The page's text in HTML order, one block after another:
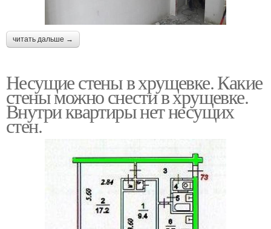
читать дальше →
Несущие стены в хрущевке. Какие
стены можно снести в хрущевке.
Внутри квартиры нет несущих
стен.